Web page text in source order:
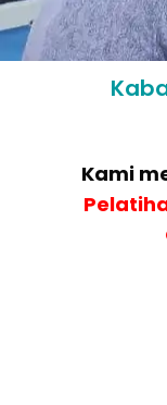
Kami